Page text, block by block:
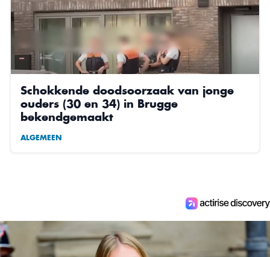
Schokkende doodsoorzaak van jonge
ouders (30 en 34) in Brugge
bekendgemaakt
ALGEMEEN